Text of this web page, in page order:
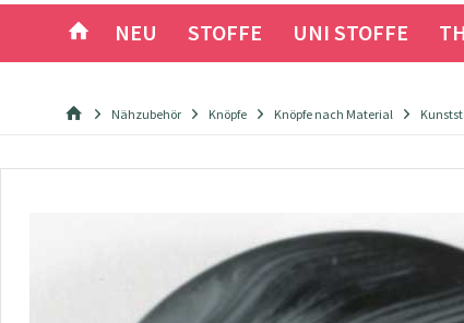
NEU STOFFE UNI STOFFE
Nähzubehör Knöpfe Knöpfe nach Material